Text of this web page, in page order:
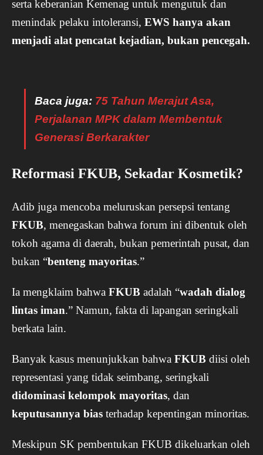
serta keberanian Kemenag untuk mengutuk dan
menindak pelaku intoleransi, EWS hanya akan
menjadi alat pencatat kejadian, bukan pencegah.
Baca juga: 75 Tahun Merajut Asa,
Perjalanan MPK dalam Membentuk
Generasi Berkarakter
Reformasi FKUB, Sekadar Kosmetik?
Adib juga mencoba meluruskan persepsi tentang
FKUB, menegaskan bahwa forum ini dibentuk oleh
tokoh agama di daerah, bukan pemerintah pusat, dan
bukan “benteng mayoritas.”
Ia mengklaim bahwa FKUB adalah “wadah dialog
lintas iman.” Namun, fakta di lapangan seringkali
berkata lain.
Banyak kasus menunjukkan bahwa FKUB diisi oleh
representasi yang tidak seimbang, seringkali
didominasi kelompok mayoritas, dan
keputusannya bias terhadap kepentingan minoritas.
Meskipun SK pembentukan FKUB dikeluarkan oleh